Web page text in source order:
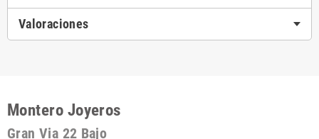
Valoraciones
Montero Joyeros
Gran Via 22 Bajo